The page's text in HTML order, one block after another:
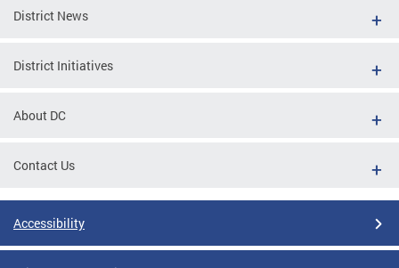
District News
District Initiatives
About DC
Contact Us
Accessibility